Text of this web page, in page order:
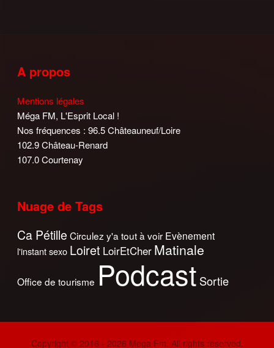
A propos
Mentions légales
Méga FM, L'Esprit Local !
Nos fréquences : 96.5 Châteauneuf/Loire
102.9 Château-Renard
107.0 Courtenay
Nuage de Tags
Ca Pétille Circulez y'a tout à voir Evènement
l'instant sexo Loiret LoirEtCher Matinale
Office de tourisme Podcast Sortie
Copyright © 2016 - 2026 Mega Fm. All rights reserved.